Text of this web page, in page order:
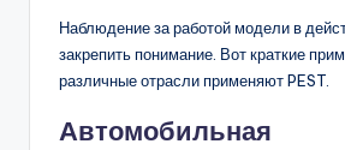
Наблюдение за работой модели в
закрепить понимание. Вот краткие
различные отрасли применяют PEST.
Автомобильная